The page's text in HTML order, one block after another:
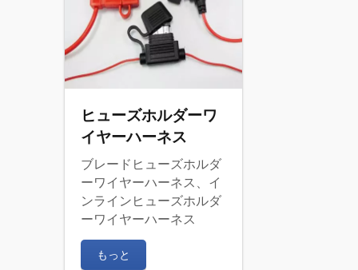
ヒューズホルダーワ
イヤーハーネス
ブレードヒューズホルダ
ーワイヤーハーネス、イ
ンラインヒューズホルダ
ーワイヤーハーネス
もっと